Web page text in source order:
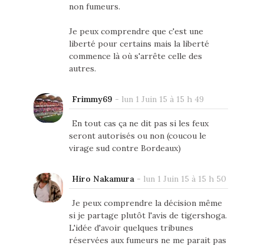
non fumeurs.
Je peux comprendre que c'est une
liberté pour certains mais la liberté
commence là où s'arrête celle des
autres.
Frimmy69 - lun 1 Juin 15 à 15 h 49
En tout cas ça ne dit pas si les feux
seront autorisés ou non (coucou le
virage sud contre Bordeaux)
Hiro Nakamura- lun 1 Juin 15 à 15 h 50
Je peux comprendre la décision même
si je partage plutôt l'avis de tigershoga.
L'idée d'avoir quelques tribunes
réservées aux fumeurs ne me parait pas